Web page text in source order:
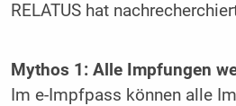
RELATUS hat
Mythos 1: Alle Impfungen
Im e-Impfpass können alle